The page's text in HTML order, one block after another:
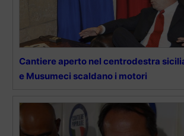
Cantiere aperto nel centrodestra
e Musumeci scaldano i motori